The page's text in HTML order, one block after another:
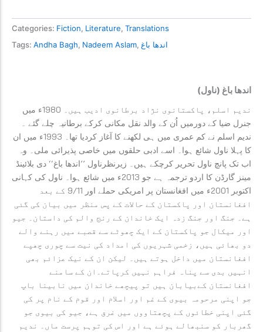
Categories: Fiction, Literature, Translations
Tags: Andha Bagh, Nadeem Aslam, اندھا باغ
اندھا باغ (ناول)
ندیم اسلم، پاکستانوی نژاد برطانوی ادیب ہیں۔ 1980ء میں
جنرل ضیا کے دورمیں اُن کے والد نقل مکانی کرکے برطانیہ چلے گئے ۔
ندیم اسلم نے کم عمری میں ہی لکھنے کا آغاز کردیا تھا۔ 1993ء میں ان
کا پہلا ناول شائع ہوا۔ اسے ادبی حلقوں میں خاصی پذیرائی ملی۔ وہ
اب تک پانچ ناول تحریر کرچکے ہیں۔ زیرنظرناول ’’اندھا باغ‘‘ دی بلائینڈ
مینز گارڈن کا اردو ترجمہ ہے جو 2013ء میں شائع ہوا۔ ناول کی کہانی
اکتوبر 2001ء میں افغانستان پر امریکی حملے اور 9/11 کے بعد
افغانستان اور پاکستان کے حالات کے پس منظر میں بیان کی گئی
ہے۔ جنگ اور جنگ زدہ ایک خاندان کے رنج والم کی داستان۔ جیو
اور میکال جو پاکستان کے ایک چھوٹے سے قصبے میں رہنے والے
دو بھائی ہیں، زخمی شہریوں کی امداد کی نیت سے چوری چھپے
افغانستان میں داخل ہوتے ہیں۔ لیکن ان کے نیک عزائم بھی
انہیں بدی سے پناہ فراہم نہیں کرپاتے۔ان کے سامنے
افغانستان کےبیابان ہیں تو پیچھے خاندان میں نابینا باپ
جو اپنی مرحومہ بیوی کے غم اور اسلام اور قوم کے نام پر کی
گئی اپنی خطائوں کے پچھتاووں میں غرق ہے، جیو کی بیوی جو
گھربار کو سنبھالے ہوئے ہے اور اس کی توہم پرست ماں۔ ندیم